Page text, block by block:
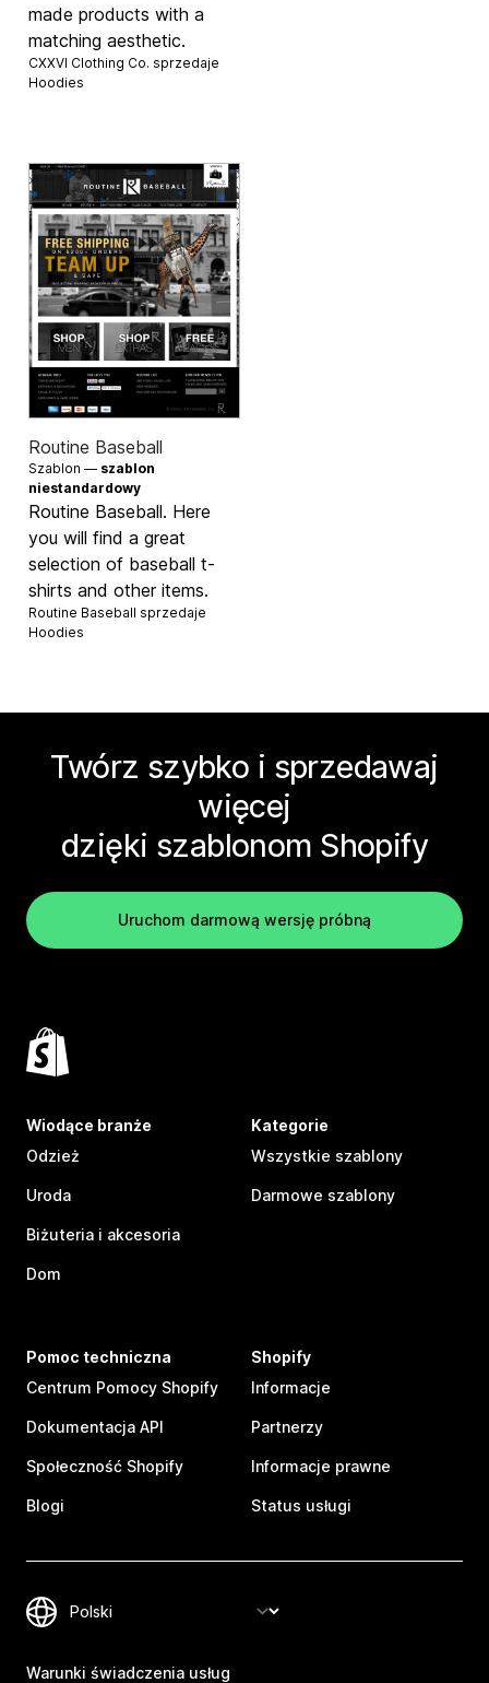
made products with a
matching aesthetic.
CXXVI Clothing Co. sprzedaje
Hoodies
Routine Baseball
Szablon — szablon
niestandardowy
Routine Baseball. Here
you will find a great
selection of baseball t-
shirts and other items.
Routine Baseball sprzedaje
Hoodies
Twórz szybko i sprzedawaj
więcej
dzięki szablonom Shopify
Uruchom darmową wersję próbną
Wiodące branże
Odzież
Uroda
Biżuteria i akcesoria
Dom
Kategorie
Wszystkie szablony
Darmowe szablony
Pomoc techniczna
Centrum Pomocy Shopify
Dokumentacja API
Społeczność Shopify
Blogi
Shopify
Informacje
Partnerzy
Informacje prawne
Status usługi
Warunki świadczenia usług